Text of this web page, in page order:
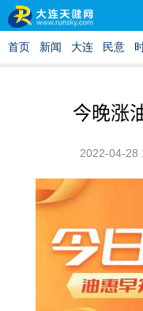
今晚涨
2022-04-28